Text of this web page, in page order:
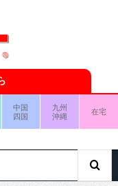
中国
四国
九州
沖縄
在宅